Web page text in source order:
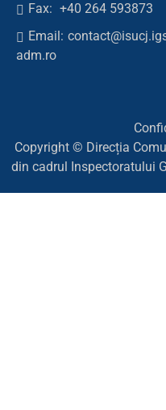
Fax: +40 264 593873
Email:
adm.ro
Copyright © Direcția
din cadrul Inspectoratului